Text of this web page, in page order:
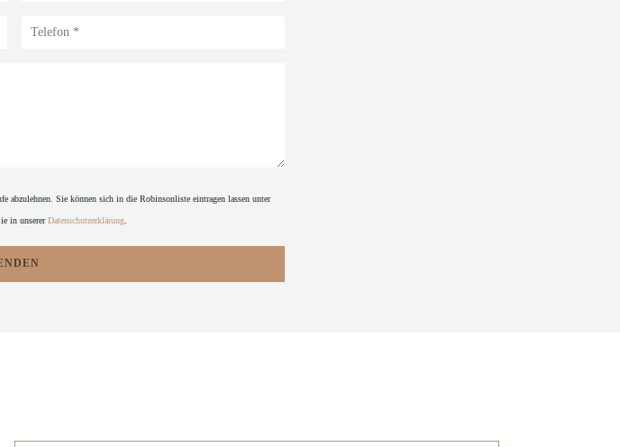
abzulehnen. Sie können sich in die Robinsonliste eintragen lassen unter
in unsererDatenschutzerklärung